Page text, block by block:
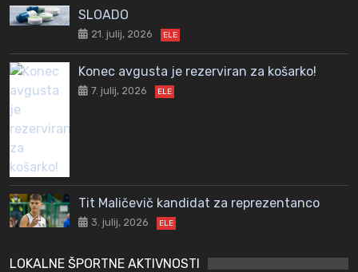
SLOADO
21. julij, 2026 ELE
Konec avgusta je rezerviran za košarko!
7. julij, 2026 ELE
Tit Maličevič kandidat za reprezentanco
3. julij, 2026 ELE
LOKALNE ŠPORTNE AKTIVNOSTI